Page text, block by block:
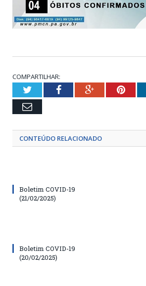
COMPARTILHAR:
TwitterFacebookGoogle+
Email
CONTEÚDO RELACIONADO
Boletim COVID-19
(21/02/2025)
Boletim COVID-19
(20/02/2025)